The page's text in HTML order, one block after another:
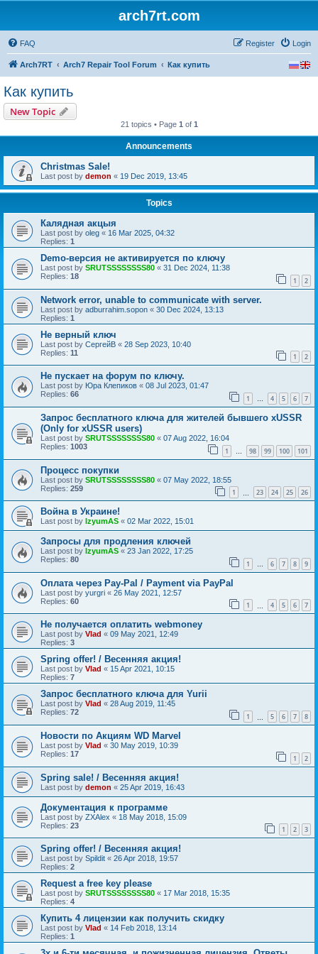
arch7rt.com
FAQ Login
Register
Arch7RT Arch7 Repair Tool Forum Как купить
Как купить
New Topic
21 topics • Page 1 of 1
Announcements
Christmas Sale!
Last post by demon « 19 Dec 2019, 13:45
Topics
Калядная акцыя
Last post by oleg « 16 Mar 2025, 04:32
Replies: 1
Demo-версия не активируется по ключу
Last post by SRUTSSSSSSSS80 « 31 Dec 2024, 11:38
Replies: 18 1 2
Network error, unable to communicate with server.
Last post by adburrahim.sopon « 30 Dec 2024, 13:13
Replies: 1
Не верный ключ
Last post by СергейВ « 28 Sep 2023, 10:40
Replies: 11 1 2
Не пускает на форум по ключу.
Last post by Юра Клепиков « 08 Jul 2023, 01:47
Replies: 66 1 … 4 5 6 7
Запрос бесплатного ключа для жителей бывшего xUSSR
(Only for xUSSR users)
Last post by SRUTSSSSSSSS80 « 07 Aug 2022, 16:04
Replies: 1003 1 … 98 99 100 101
Процесс покупки
Last post by SRUTSSSSSSSS80 « 07 May 2022, 18:55
Replies: 259 1 23 24 25 26
Война в Украине!
Last post by IzyumAS « 02 Mar 2022, 15:01
Запросы для продления ключей
Last post by IzyumAS « 23 Jan 2022, 17:25
Replies: 80 1 … 6 7 8 9
Оплата через Pay-Pal / Payment via PayPal
Last post by yurgri « 26 May 2021, 12:57
Replies: 60 1 4 5 6 7
Не получается оплатить webmoney
Last post by Vlad « 09 May 2021, 12:49
Replies: 3
Spring offer! / Весенняя акция!
Last post by Vlad « 15 Apr 2021, 10:15
Replies: 7
Запрос бесплатного ключа для Yurii
Last post by Vlad « 28 Aug 2019, 11:45
Replies: 72 1 5 6 7 8
Новости по Акциям WD Marvel
Last post by Vlad « 30 May 2019, 10:39
Replies: 17 1 2
Spring sale! / Весенняя акция!
Last post by demon « 25 Apr 2019, 16:43
Документация к программе
Last post by ZXAlex « 18 May 2018, 15:09
Replies: 23 1 2 3
Spring offer! / Весенняя акция!
Last post by Spildit « 26 Apr 2018, 19:57
Replies: 2
Request a free key please
Last post by SRUTSSSSSSSS80 « 17 Mar 2018, 15:35
Replies: 4
Купить 4 лицензии как получить скидку
Last post by Vlad « 14 Feb 2018, 13:14
Replies: 1